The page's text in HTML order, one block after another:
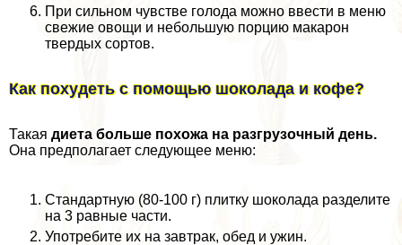
При сильном чувстве голода можно ввести в меню
свежие овощи и небольшую порцию макарон
твердых сортов.
Как похудеть с помощью шоколада и кофе?
Такая диета больше похожа на разгрузочный день.
Она предполагает следующее меню:
Стандартную (80-100 г) плитку шоколада разделите
на 3 равные части.
Употребите их на завтpaк, обед и ужин.